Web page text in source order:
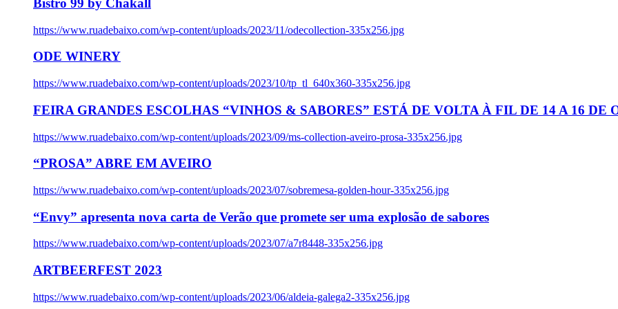
Bistro 99 by Chakall
https://www.ruadebaixo.com/wp-content/uploads/2023/11/odecollection-335x256.jpg
ODE WINERY
https://www.ruadebaixo.com/wp-content/uploads/2023/10/tp_tl_640x360-335x256.jpg
FEIRA GRANDES ESCOLHAS “VINHOS & SABORES” ESTÁ DE VOLTA À FIL DE 14 A 16 DE
https://www.ruadebaixo.com/wp-content/uploads/2023/09/ms-collection-aveiro-prosa-335x256.jpg
“PROSA” ABRE EM AVEIRO
https://www.ruadebaixo.com/wp-content/uploads/2023/07/sobremesa-golden-hour-335x256.jpg
“Envy” apresenta nova carta de Verão que promete ser uma explosão de sabores
https://www.ruadebaixo.com/wp-content/uploads/2023/07/a7r8448-335x256.jpg
ARTBEERFEST 2023
https://www.ruadebaixo.com/wp-content/uploads/2023/06/aldeia-galega2-335x256.jpg